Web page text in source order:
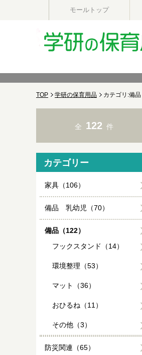
モールトップ
TOP 学研の保育用品 カテゴリ:備品
全 122 件
カテゴリー
家具（106）
備品 乳幼児（70）
備品（122）
フックスタンド（14）
環境整理（53）
マット（36）
おひるね（11）
その他（3）
防災関連（65）